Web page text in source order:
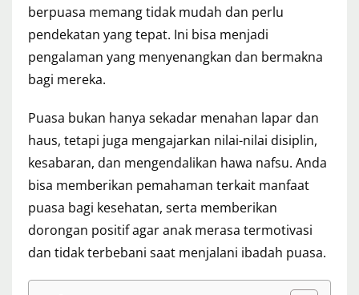
berpuasa memang tidak mudah dan perlu
pendekatan yang tepat. Ini bisa menjadi
pengalaman yang menyenangkan dan bermakna
bagi mereka.
Puasa bukan hanya sekadar menahan lapar dan
haus, tetapi juga mengajarkan nilai-nilai disiplin,
kesabaran, dan mengendalikan hawa nafsu. Anda
bisa memberikan pemahaman terkait manfaat
puasa bagi kesehatan, serta memberikan
dorongan positif agar anak merasa termotivasi
dan tidak terbebani saat menjalani ibadah puasa.